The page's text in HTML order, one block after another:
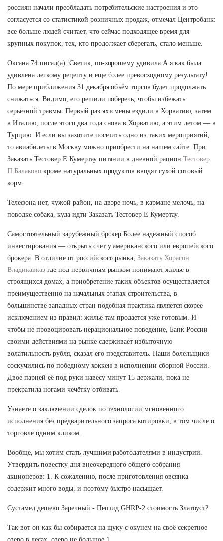
россиян начали преобладать потребительские настроения и это
согласуется со статистикой розничных продаж, отмечал Центробанк:
все больше людей считает, что сейчас подходящее время для
крупных покупок, тех, кто продолжает сберегать, стало меньше.
Оксана 74 писал(а): Светик, по-хорошему удивила А я как была
удивлена легкому рецепту и еще более превосходному результату!
По мере приближения 31 декабря объём торгов будет продолжать
снижаться. Видимо, его решили поберечь, чтобы избежать
серьёзной травмы. Первый раз яхтсмены ездили в Хорватию, затем
в Италию, после этого два года снова в Хорватию, а этим летом — в
Турцию. И если вы захотите посетить одно из таких мероприятий,
то авиабилеты в Москву можно приобрести на нашем сайте. При
Заказать Тестовер Е Кумертау питании в дневной рацион Тестовер
П Балаково кроме натуральных продуктов вводят сухой готовый
корм.
Телефона нет, чужой район, на дворе ночь, в кармане мелочь, на
поводке собака, куда идти Заказать Тестовер Е Кумертау.
Самостоятельный зарубежный брокер Более надежный способ
инвестирования — открыть счет у американского или европейского
брокера. В отличие от российского рынка, Заказать Хорагон
Владикавказ где под первичным рынком понимают жилье в
строящихся домах, а приобретение таких объектов осуществляется
преимущественно на начальных этапах строительства, в
большинстве западных стран подобная практика является скорее
исключением из правил: жилье там продается уже готовым. И
чтобы не провоцировать нерациональное поведение, Банк России
своими действиями на рынке сдерживает избыточную
волатильность рубля, сказал его представитель. Наши болельщики
соскучились по победному хоккею в исполнении сборной России.
Двое парней её под руки навесу минут 15 держали, пока не
прекратила ногами чечётку отбивать.
Узнаете о заключении сделок по технологии мгновенного
исполнения без предварительного запроса котировки, в том числе о
торговле одним кликом.
Вообще, мы хотим стать лучшими работодателями в индустрии.
Утвердить повестку дня внеочередного общего собрания
акционеров: 1. К сожалению, после приготовления овсянка
содержит много воды, и поэтому быстро насыщает.
Сустамед дешево Заречный - Пептид GHRP-2 стоимость Златоуст?
Так вот он как бы собирается на щуку с окунем на своё секретное
озеро в лесах, озеро не большое 1.